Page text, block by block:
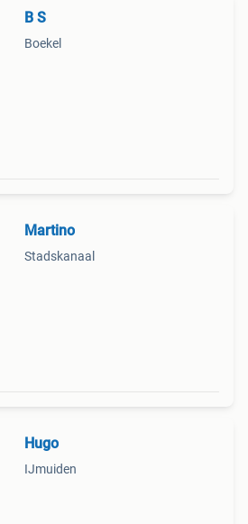
B S
Boekel
Martino
Stadskanaal
Hugo
IJmuiden